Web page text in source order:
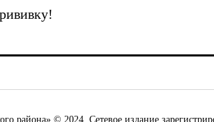
© 2024. Сетевое издание